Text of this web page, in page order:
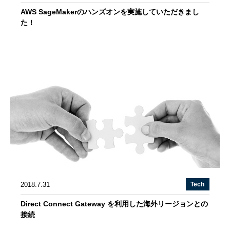
AWS SageMakerのハンズオンを実施していただきまし
た！
2018.7.31 Tech
Direct Connect Gateway を利用した海外リージョンとの
接続